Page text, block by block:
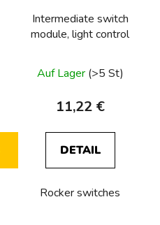
Intermediate switch
module, light control
Auf Lager (>5 St)
11,22 €
DETAIL
Rocker switches